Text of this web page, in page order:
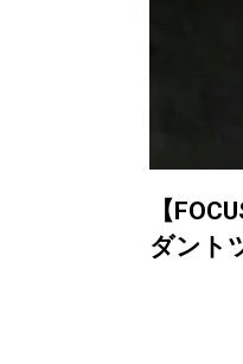
【
ダント